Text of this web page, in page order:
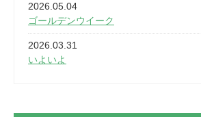
2026.05.04
ゴールデンウイーク
2026.03.31
いよいよ